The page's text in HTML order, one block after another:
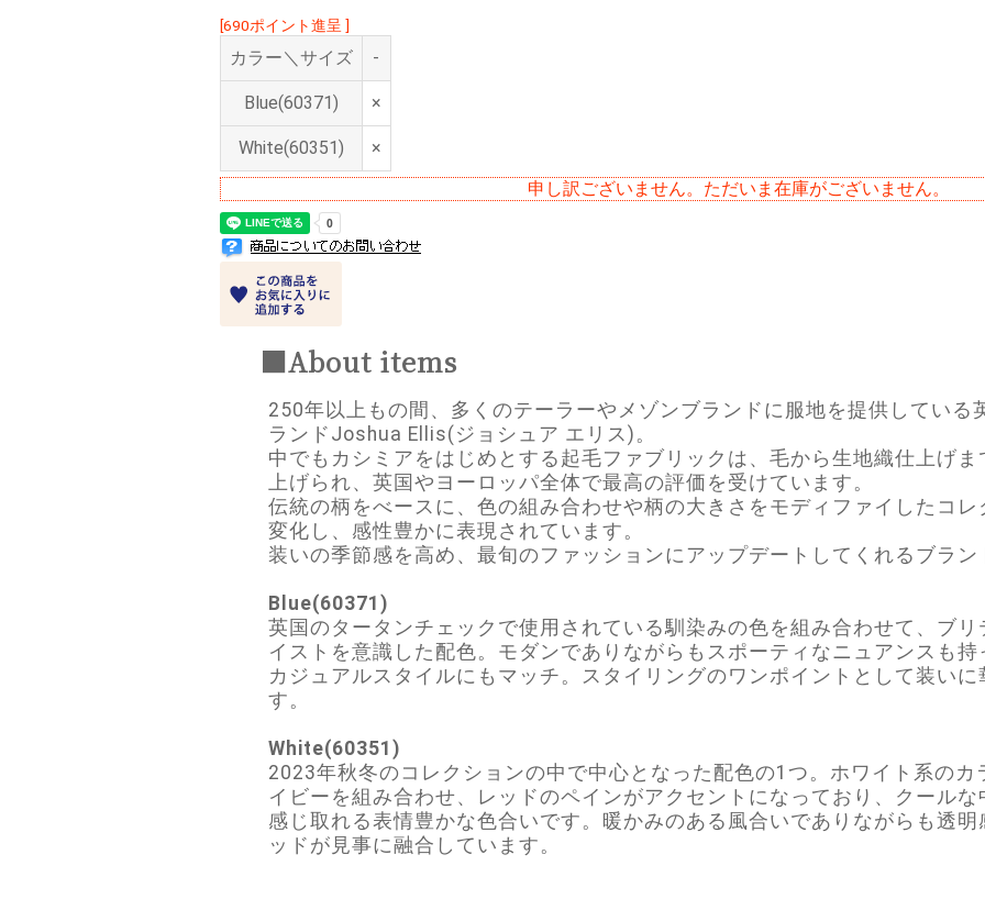
[690ポイント進呈 ]
カラー＼サイズ -
Blue(60371) ×
White(60351)
×
申し訳ございません。ただいま在庫がございません。
■About items
250年以上もの間、多くのテーラーやメゾンブランドに服地を提供している
ランドJoshua Ellis(ジョシュア エリス)。
中でもカシミアをはじめとする起毛ファブリックは、毛から生地織仕上げま
上げられ、英国やヨーロッパ全体で最高の評価を受けています。
伝統の柄をべースに、色の組み合わせや柄の大きさをモディファイしたコ
変化し、感性豊かに表現されています。
装いの季節感を高め、最旬のファッションにアップデートしてくれるブラン
Blue(60371)
英国のタータンチェックで使用されている馴染みの色を組み合わせて、ブ
イストを意識した配色。モダンでありながらもスポーティなニュアンスも
カジュアルスタイルにもマッチ。スタイリングのワンポイントとして装いに
す。
White(60351)
2023年秋冬のコレクションの中で中心となった配色の1つ。ホワイト系のカ
イビーを組み合わせ、レッドのペインがアクセントになっており、クールな
感じ取れる表情豊かな色合いです。暖かみのある風合いでありながらも透明
ッドが見事に融合しています。